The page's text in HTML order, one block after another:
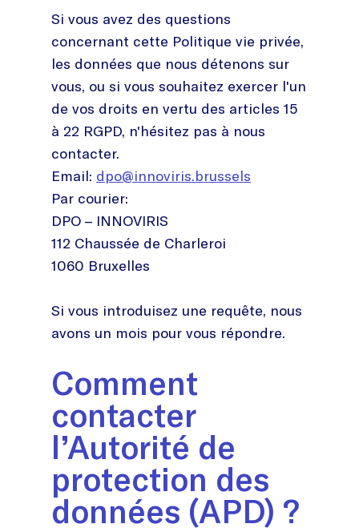
Si vous avez des questions
concernant cette Politique vie privée,
les données que nous détenons sur
vous, ou si vous souhaitez exercer l'un
de vos droits en vertu des articles 15
à 22 RGPD, n'hésitez pas à nous
contacter.
Email: dpo@innoviris.brussels
Par courier:
DPO – INNOVIRIS
112 Chaussée de Charleroi
1060 Bruxelles
Si vous introduisez une requête, nous
avons un mois pour vous répondre.
Comment
contacter
l’Autorité de
protection des
données (APD) ?